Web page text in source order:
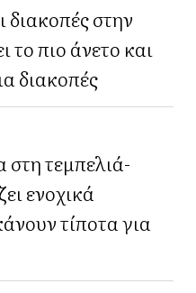
στην
το πιο άνετο και
διακοπές
στη τεμπελιά-
ενοχικά
τίποτα για